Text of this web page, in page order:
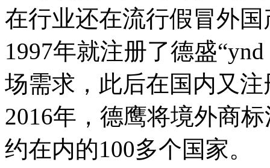
在行业还在流行假冒外
1997年就注册了德盛
场需求，此后在国内又
2016年，德鹰将境外商
约在内的100多个国家。